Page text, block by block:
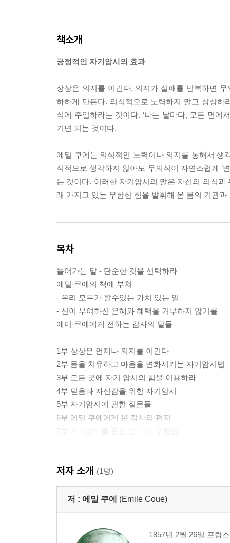
책소개
긍정적인 자기암시의 효과
상상은 의지를 이긴다. 의지가 실패를 반복하면
하하게 만든다. 의식적으로 노력하지 말고 상상
식에 주입하라는 것이다. ‘나는 날마다, 모든 면에
기면 되는 것이다.
에밀 쿠에는 의식적인 노력이나 의지를 통해서
식적으로 생각하지 않아도 무의식이 자연스럽게 ‘
는 것이다. 이러한 자기암시의 말은 자신의 의식
래 가지고 있는 무한한 힘을 발휘해 온 몸의 기관
목차
들어가는 말 - 단순한 것을 선택하라
에밀 쿠에의 책에 부쳐
- 우리 모두가 할수있는 가치 있는 일
- 신이 부여하신 은혜와 혜택을 거부하지 않기를
에미 쿠에에게 전하는 감사의 말들
1부 상상은 언제나 의지를 이긴다
2부 몸을 치유하고 마음을 변화시키는 자기암시법
3부 모든 곳에 자기 암시의 힘을 이용하라
4부 믿음과 자신감을 위한 자기암시
5부 자기암시에 관한 질문들
6부 에밀 쿠에에게 온 감사의 편지
에밀 쿠에 연보
저자 소개 (1명)
저 : 에밀 쿠에 (Emile Coue)
1857년 2월 26일 프랑